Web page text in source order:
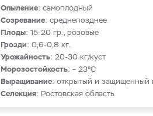
Опыление: самоплодный
Созревание: среднепозднее
Плоды: 15-20 гр., розовые
Грозди: 0,6-0,8 кг.
Урожайность: 20-30 кг/куст
Морозостойкость: – 23°С
Выращивание: открытый и защищенный
Селекция: Ростовская область